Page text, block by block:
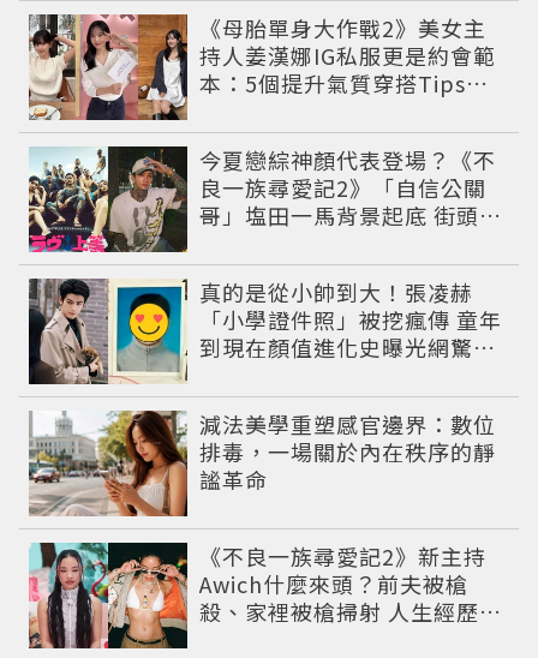
《母胎單身大作戰2》美女主
持人姜漢娜IG私服更是約會範
本：5個提升氣質穿搭Tips公
今夏戀綜神顏代表登場？《不
良一族尋愛記2》「自信公關
哥」塩田一馬背景起底 街頭辣
真的是從小帥到大！張凌赫
「小學證件照」被挖瘋傳 童年
到現在顏值進化史曝光網驚：
減法美學重塑感官邊界：數位
排毒，一場關於內在秩序的靜
謐革命
《不良一族尋愛記2》新主持
Awich什麼來頭？前夫被槍
殺、家裡被槍掃射 人生經歷比